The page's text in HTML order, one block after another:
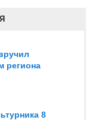
региона
8